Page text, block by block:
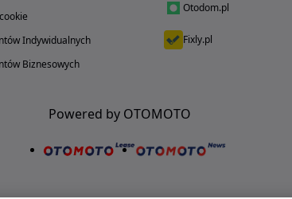
Indywidualnych
Biznesowych
Otodom.pl
Fixly.pl
Powered by OTOMOTO